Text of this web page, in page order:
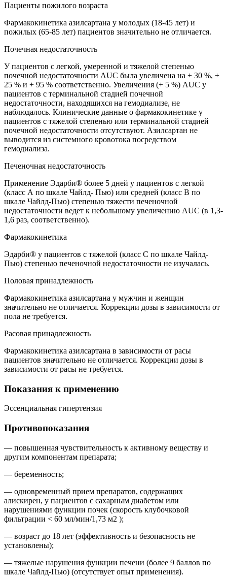
Пациенты пожилого возраста
Фармакокинетика азилсартана у молодых (18-45 лет) и
пожилых (65-85 лет) пациентов значительно не отличается.
Почечная недостаточность
У пациентов с легкой, умеренной и тяжелой степенью
почечной недостаточности AUC была увеличена на + 30 %, +
25 % и + 95 % соответственно. Увеличения (+ 5 %) AUC у
пациентов с терминальной стадией почечной
недостаточности, находящихся на гемодиализе, не
наблюдалось. Клинические данные о фармакокинетике у
пациентов с тяжелой степенью или терминальной стадией
почечной недостаточности отсутствуют. Азилсартан не
выводится из системного кровотока посредством
гемодиализа.
Печеночная недостаточность
Применение Эдарби® более 5 дней у пациентов с легкой
(класс А по шкале Чайлд- Пью) или средней (класс В по
шкале Чайлд-Пью) степенью тяжести печеночной
недостаточности ведет к небольшому увеличению AUC (в 1,3-
1,6 раз, соответственно).
Фармакокинетика
Эдарби® у пациентов с тяжелой (класс С по шкале Чайлд-
Пью) степенью печеночной недостаточности не изучалась.
Половая принадлежность
Фармакокинетика азилсартана у мужчин и женщин
значительно не отличается. Коррекции дозы в зависимости от
пола не требуется.
Расовая принадлежность
Фармакокинетика азилсартана в зависимости от расы
пациентов значительно не отличается. Коррекции дозы в
зависимости от расы не требуется.
Показания к применению
Эссенциальная гипертензия
Противопоказания
— повышенная чувствительность к активному веществу и
другим компонентам препарата;
— беременность;
— одновременный прием препаратов, содержащих
алискирен, у пациентов с сахарным диабетом или
нарушениями функции почек (скорость клубочковой
фильтрации < 60 мл/мин/1,73 м2 );
— возраст до 18 лет (эффективность и безопасность не
установлены);
— тяжелые нарушения функции печени (более 9 баллов по
шкале Чайлд-Пью) (отсутствует опыт применения).